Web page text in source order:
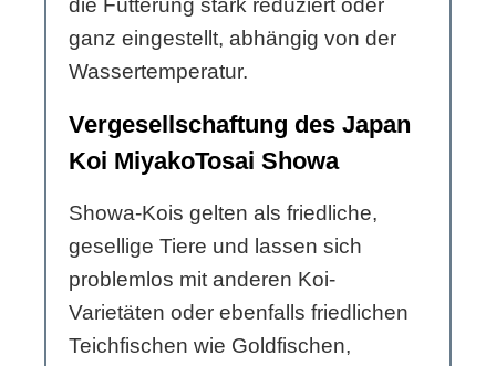
die Fütterung stark reduziert oder
ganz eingestellt, abhängig von der
Wassertemperatur.
Vergesellschaftung des Japan
Koi MiyakoTosai Showa
Showa-Kois gelten als friedliche,
gesellige Tiere und lassen sich
problemlos mit anderen Koi-
Varietäten oder ebenfalls friedlichen
Teichfischen wie Goldfischen,